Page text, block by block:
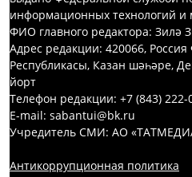
информационных технологий и
ФИО главного редактора: Зилә
Адрес редакции: 420066,
Республикасы, Казан шәһәре,
йорт
Телефон редакции: +7 (843) 222-
E-mail: sabantui@bk.ru
Учредитель СМИ: АО
Антикоррупционная политика